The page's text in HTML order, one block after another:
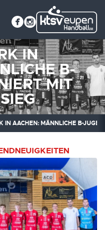
IN
B-
MIT
IN AACHEN: MÄNNLICHE B-
NEUIGKEITEN